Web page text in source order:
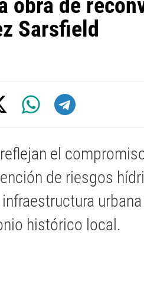
obra de
Sarsfield
el
de riesgos
histórico local.